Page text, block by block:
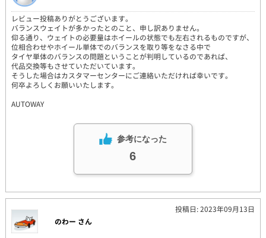
レビュー投稿ありがとうございます。
バランスウェイトが多かったとのこと、申し訳ありません。
仰る通り、ウェイトの必要量はホイールの状態でも左右されるものですが、
位相合わせやホイール単体でのバランスを取り等をなさる中で
タイヤ単体のバランスの問題ということが判明しているのであれば、
代品交換等もさせていただいています。
そうした場合はカスタマーセンターにご連絡いただければ幸いです。
何卒よろしくお願いいたします。
AUTOWAY
参考になった
6
投稿日: 2023年09月13日
のわー さん